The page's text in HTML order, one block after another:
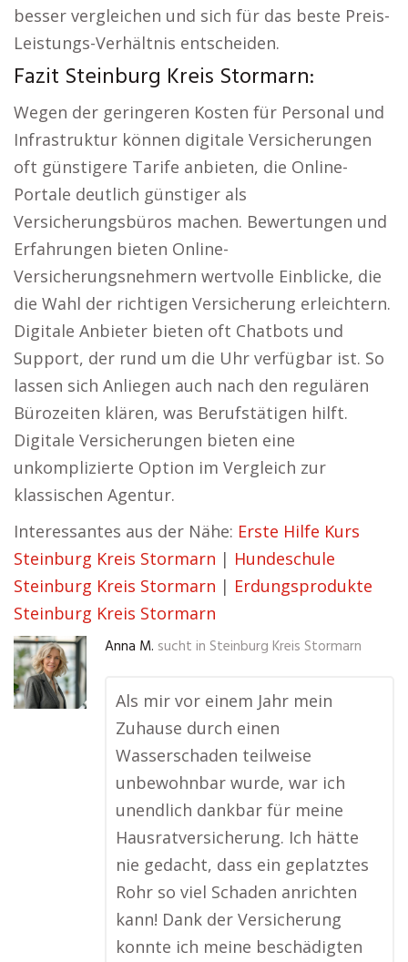
besser vergleichen und sich für das beste Preis-
Leistungs-Verhältnis entscheiden.
Fazit Steinburg Kreis Stormarn:
Wegen der geringeren Kosten für Personal und
Infrastruktur können digitale Versicherungen
oft günstigere Tarife anbieten, die Online-
Portale deutlich günstiger als
Versicherungsbüros machen. Bewertungen und
Erfahrungen bieten Online-
Versicherungsnehmern wertvolle Einblicke, die
die Wahl der richtigen Versicherung erleichtern.
Digitale Anbieter bieten oft Chatbots und
Support, der rund um die Uhr verfügbar ist. So
lassen sich Anliegen auch nach den regulären
Bürozeiten klären, was Berufstätigen hilft.
Digitale Versicherungen bieten eine
unkomplizierte Option im Vergleich zur
klassischen Agentur.
Interessantes aus der Nähe: Erste Hilfe Kurs
Steinburg Kreis Stormarn | Hundeschule
Steinburg Kreis Stormarn | Erdungsprodukte
Steinburg Kreis Stormarn
Anna M. sucht in Steinburg Kreis Stormarn
Als mir vor einem Jahr mein
Zuhause durch einen
Wasserschaden teilweise
unbewohnbar wurde, war ich
unendlich dankbar für meine
Hausratversicherung. Ich hätte
nie gedacht, dass ein geplatztes
Rohr so viel Schaden anrichten
kann! Dank der Versicherung
konnte ich meine beschädigten